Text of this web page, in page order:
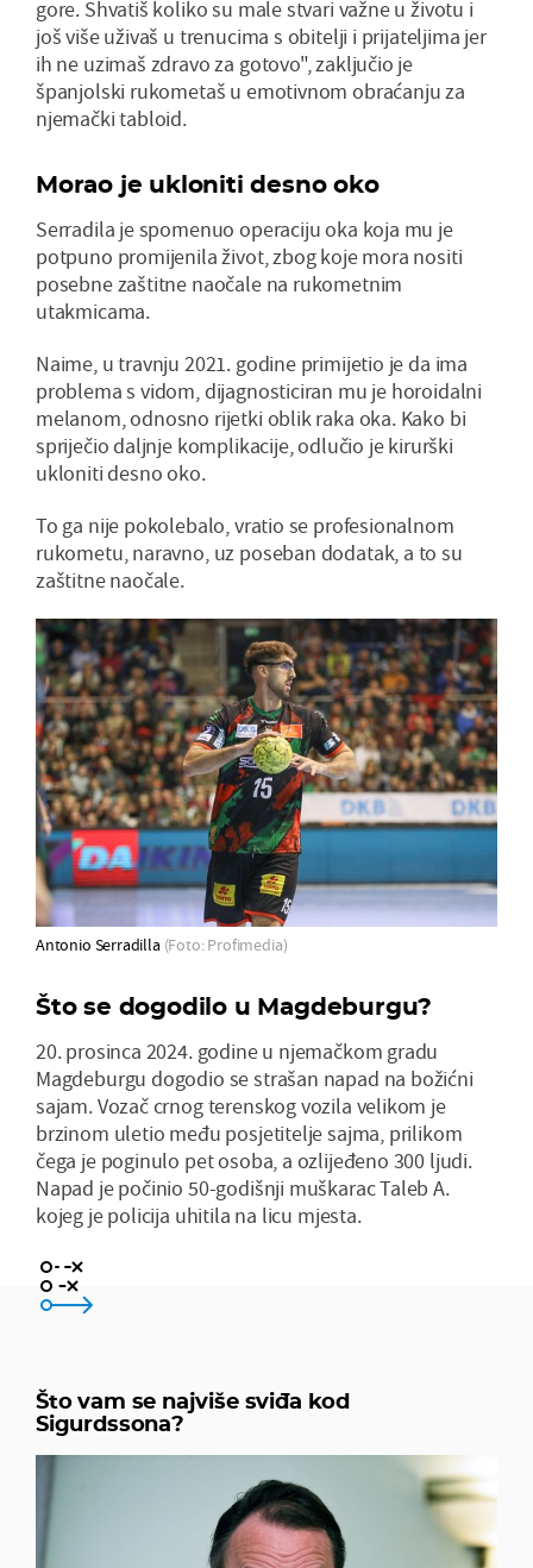
gore. Shvatiš koliko su male stvari važne u životu i
još više uživaš u trenucima s obitelji i prijateljima jer
ih ne uzimaš zdravo za gotovo", zaključio je
španjolski rukometaš u emotivnom obraćanju za
njemački tabloid.
Morao je ukloniti desno oko
Serradila je spomenuo operaciju oka koja mu je
potpuno promijenila život, zbog koje mora nositi
posebne zaštitne naočale na rukometnim
utakmicama.
Naime, u travnju 2021. godine primijetio je da ima
problema s vidom, dijagnosticiran mu je horoidalni
melanom, odnosno rijetki oblik raka oka. Kako bi
spriječio daljnje komplikacije, odlučio je kirurški
ukloniti desno oko.
To ga nije pokolebalo, vratio se profesionalnom
rukometu, naravno, uz poseban dodatak, a to su
zaštitne naočale.
Antonio Serradilla (Foto: Profimedia)
Što se dogodilo u Magdeburgu?
20. prosinca 2024. godine u njemačkom gradu
Magdeburgu dogodio se strašan napad na božićni
sajam. Vozač crnog terenskog vozila velikom je
brzinom uletio među posjetitelje sajma, prilikom
čega je poginulo pet osoba, a ozlijeđeno 300 ljudi.
Napad je počinio 50-godišnji muškarac Taleb A.
kojeg je policija uhitila na licu mjesta.
Što vam se najviše sviđa kod
Sigurdssona?